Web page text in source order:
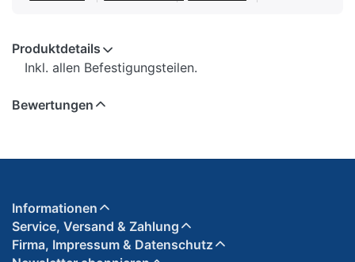
Produktdetails
Inkl. allen Befestigungsteilen.
Bewertungen
Informationen
Service, Versand & Zahlung
Firma, Impressum & Datenschutz